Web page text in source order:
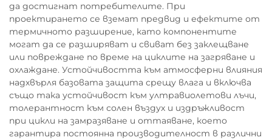
да достигнат потребителите. При
проектирането се вземат предвид и ефектите от
термичното разширение, като компонентите
могат да се разширяват и свиват без заклещване
или повреждане по време на циклите на загряване и
охлаждане. Устойчивостта към атмосферни влияния
надхвърля базовата защита срещу влага и включва
също така устойчивост към ултравиолетови лъчи,
толерантност към солен въздух и издръжливост
при цикли на замразяване и оттаяване, което
гарантира постоянна производителност в различни